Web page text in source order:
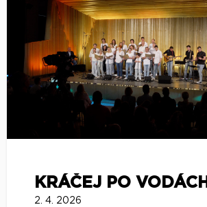
KRÁČEJ PO VODÁCH
2. 4. 2026